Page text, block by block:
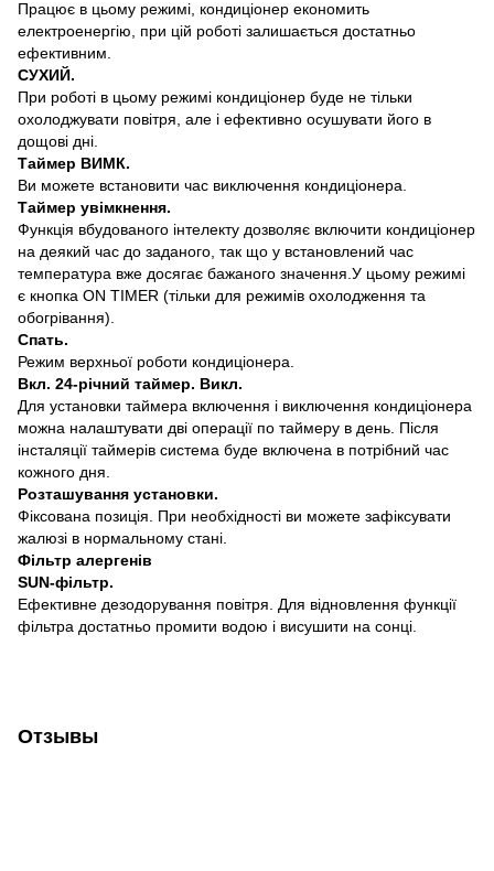
Працює в цьому режимі, кондиціонер економить
електроенергію, при цій роботі залишається достатньо
ефективним.
СУХИЙ.
При роботі в цьому режимі кондиціонер буде не тільки
охолоджувати повітря, але і ефективно осушувати його в
дощові дні.
Таймер ВИМК.
Ви можете встановити час виключення кондиціонера.
Таймер увімкнення.
Функція вбудованого інтелекту дозволяє включити кондиціонер
на деякий час до заданого, так що у встановлений час
температура вже досягає бажаного значення. У цьому режимі
є кнопка ON TIMER (тільки для режимів охолодження та
обогрівання).
Спать.
Режим верхньої роботи кондиціонера.
Вкл. 24-річний таймер. Викл.
Для установки таймера включення і виключення кондиціонера
можна налаштувати дві операції по таймеру в день. Після
інсталяції таймерів система буде включена в потрібний час
кожного дня.
Розташування установки.
Фіксована позиція. При необхідності ви можете зафіксувати
жалюзі в нормальному стані.
Фільтр алергенів
SUN-фільтр.
Ефективне дезодорування повітря. Для відновлення функції
фільтра достатньо промити водою і висушити на сонці.
Отзывы